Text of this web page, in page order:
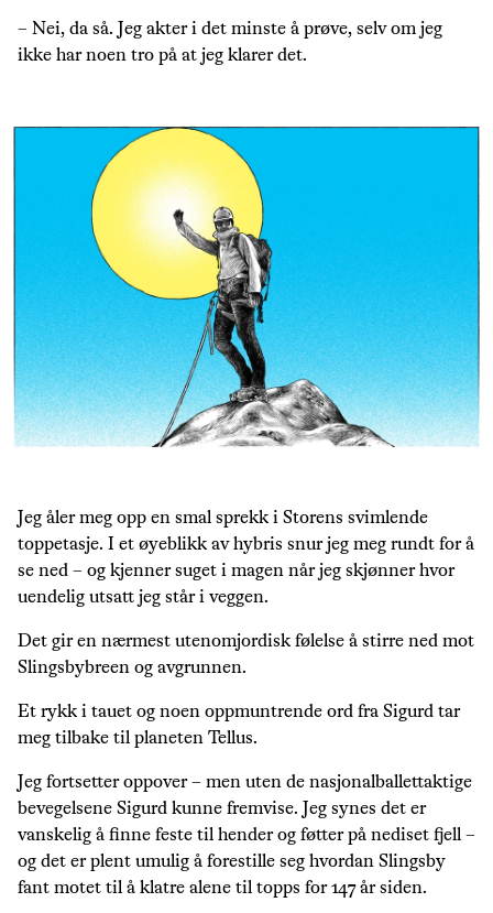
– Nei, da så. Jeg akter i det minste å prøve, selv om jeg
ikke har noen tro på at jeg klarer det.
Jeg åler meg opp en smal sprekk i Storens svimlende
toppetasje. I et øyeblikk av hybris snur jeg meg rundt for å
se ned – og kjenner suget i magen når jeg skjønner hvor
uendelig utsatt jeg står i veggen.
Det gir en nærmest utenomjordisk følelse å stirre ned mot
Slingsbybreen og avgrunnen.
Et rykk i tauet og noen oppmuntrende ord fra Sigurd tar
meg tilbake til planeten Tellus.
Jeg fortsetter oppover – men uten de nasjonalballettaktige
bevegelsene Sigurd kunne fremvise. Jeg synes det er
vanskelig å finne feste til hender og føtter på nediset fjell –
og det er plent umulig å forestille seg hvordan Slingsby
fant motet til å klatre alene til topps for 147 år siden.